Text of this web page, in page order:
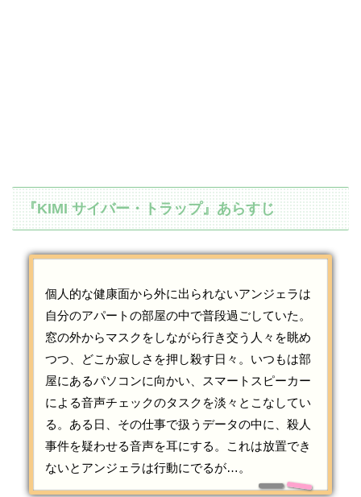
『KIMI サイバー・トラップ』あらすじ
個人的な健康面から外に出られないアンジェラは
自分のアパートの部屋の中で普段過ごしていた。
窓の外からマスクをしながら行き交う人々を眺め
つつ、どこか寂しさを押し殺す日々。いつもは部
屋にあるパソコンに向かい、スマートスピーカー
による音声チェックのタスクを淡々とこなしてい
る。ある日、その仕事で扱うデータの中に、殺人
事件を疑わせる音声を耳にする。これは放置でき
ないとアンジェラは行動にでるが…。